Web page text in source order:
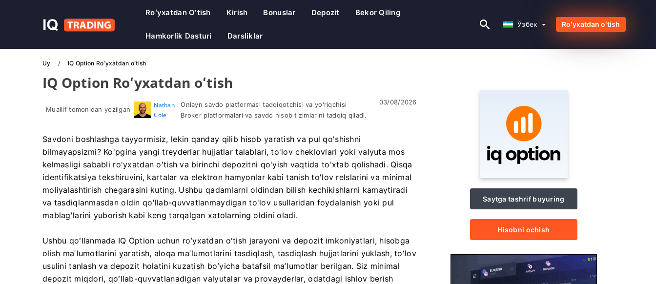
Roʻyxatdan Oʻtish Kirish Bonuslar Depozit Bekor Qiling
Hamkorlik Dasturi Darsliklar
Ўзбек Roʻyxatdan oʻtish
Uy IQ Option Roʻyxatdan oʻtish
IQ Option Roʻyxatdan oʻtish
Muallif tomonidan yozilgan
Nathan
Cole
Onlayn savdo platformasi tadqiqotchisi va yo'riqchisi
Broker platformalari va savdo hisob tizimlarini tadqiq qiladi.
03/08/2026
Savdoni boshlashga tayyormisiz, lekin qanday qilib hisob yaratish va pul qo'shishni
bilmayapsizmi? Ko'pgina yangi treyderlar hujjatlar talablari, to'lov cheklovlari yoki valyuta mos
kelmasligi sababli ro'yxatdan o'tish va birinchi depozitni qo'yish vaqtida to'xtab qolishadi. Qisqa
identifikatsiya tekshiruvini, kartalar va elektron hamyonlar kabi tanish to'lov relslarini va minimal
moliyalashtirish chegarasini kuting. Ushbu qadamlarni oldindan bilish kechikishlarni kamaytiradi
va tasdiqlanmasdan oldin qo'llab-quvvatlanmaydigan to'lov usullaridan foydalanish yoki pul
mablag'larini yuborish kabi keng tarqalgan xatolarning oldini oladi.
Ushbu qoʻllanmada IQ Option uchun roʻyxatdan oʻtish jarayoni va depozit imkoniyatlari, hisobga
olish maʼlumotlarini yaratish, aloqa maʼlumotlarini tasdiqlash, tasdiqlash hujjatlarini yuklash, toʻlov
usulini tanlash va depozit holatini kuzatish boʻyicha batafsil maʼlumotlar berilgan. Siz minimal
depozit miqdori, qoʻllab-quvvatlanadigan valyutalar va provayderlar, odatdagi ishlov berish
Saytga tashrif buyuring
Hisobni ochish